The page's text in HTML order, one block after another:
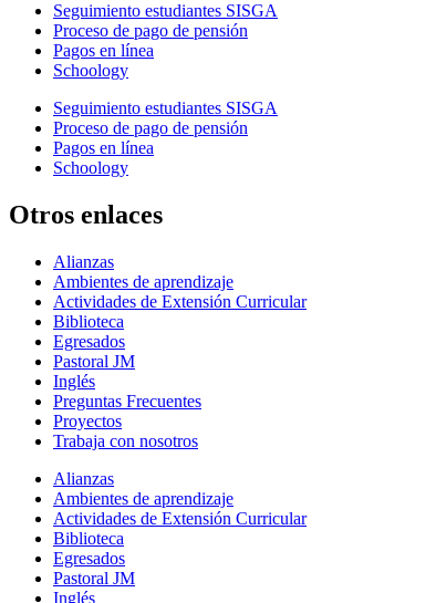
Seguimiento estudiantes SISGA
Proceso de pago de pensión
Pagos en línea
Schoology
Seguimiento estudiantes SISGA
Proceso de pago de pensión
Pagos en línea
Schoology
Otros enlaces
Alianzas
Ambientes de aprendizaje
Actividades de Extensión Curricular
Biblioteca
Egresados
Pastoral JM
Inglés
Preguntas Frecuentes
Proyectos
Trabaja con nosotros
Alianzas
Ambientes de aprendizaje
Actividades de Extensión Curricular
Biblioteca
Egresados
Pastoral JM
Inglés